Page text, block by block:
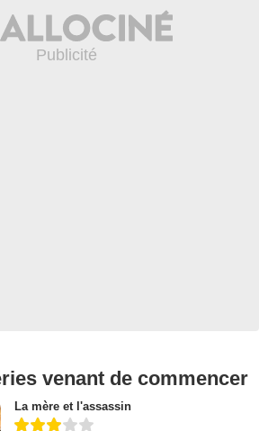
venant de commencer
La mère et l'assassin